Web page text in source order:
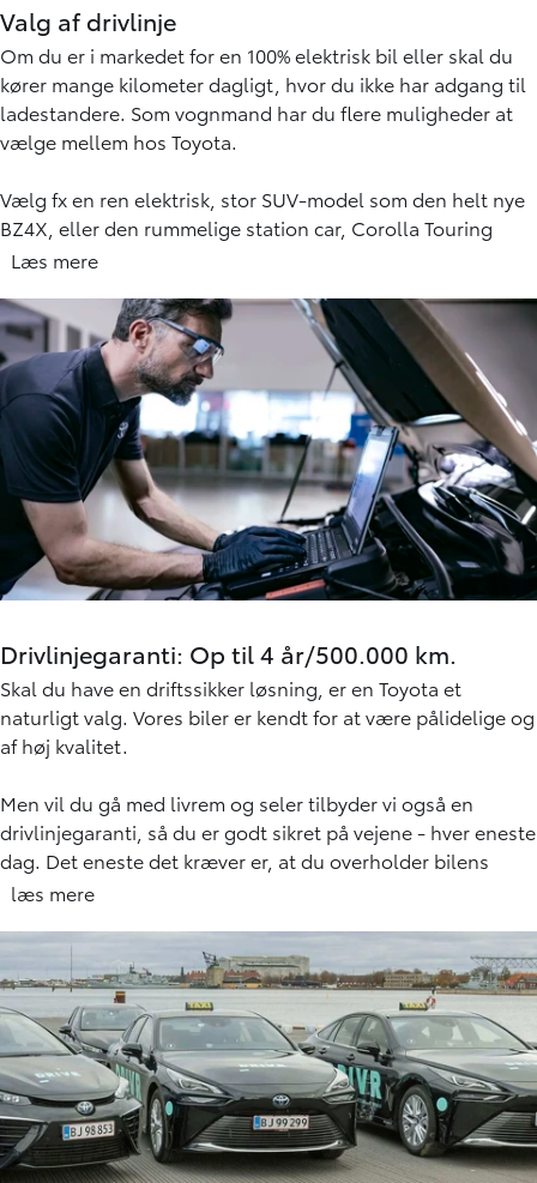
Valg af drivlinje
Om du er i markedet for en 100% elektrisk bil eller skal du
kører mange kilometer dagligt, hvor du ikke har adgang til
ladestandere. Som vognmand har du flere muligheder at
vælge mellem hos Toyota.
Vælg fx en ren elektrisk, stor SUV-model som den helt nye
BZ4X, eller den rummelige station car, Corolla Touring
Sports med 5. generation hybridteknologi. Begge modeller
Du kan også vælge en brintbil som Mirai - som kun tager 3-
5 minutter at tanke.
Læs mere
Drivlinjegaranti: Op til 4 år/500.000 km.
Skal du have en driftssikker løsning, er en Toyota et
naturligt valg. Vores biler er kendt for at være pålidelige og
af høj kvalitet.
Men vil du gå med livrem og seler tilbyder vi også en
drivlinjegaranti, så du er godt sikret på vejene - hver eneste
dag. Det eneste det kræver er, at du overholder bilens
serviceaftaler.
læs mere